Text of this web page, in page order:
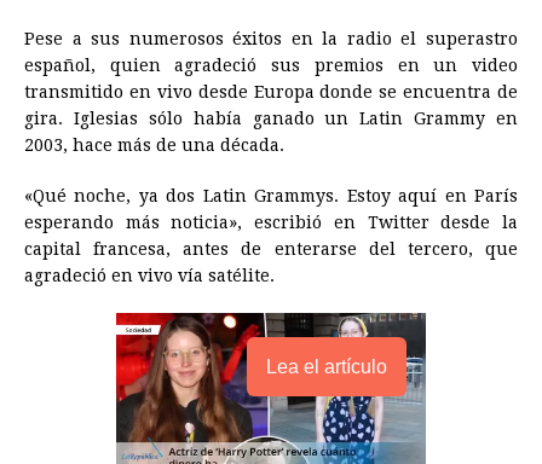
Pese a sus numerosos éxitos en la radio el superastro
español, quien agradeció sus premios en un video
transmitido en vivo desde Europa donde se encuentra de
gira. Iglesias sólo había ganado un Latin Grammy en
2003, hace más de una década.
«Qué noche, ya dos Latin Grammys. Estoy aquí en París
esperando más noticia», escribió en Twitter desde la
capital francesa, antes de enterarse del tercero, que
agradeció en vivo vía satélite.
Lea el artículo